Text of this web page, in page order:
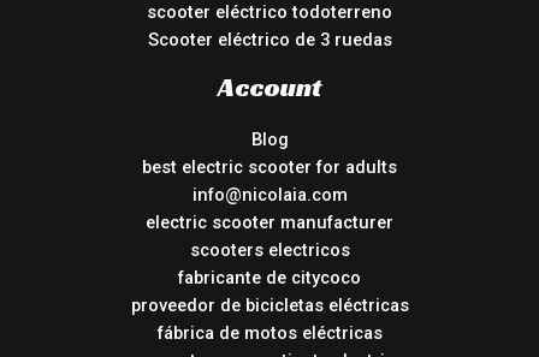
scooter eléctrico todoterreno
Scooter eléctrico de 3 ruedas
Account
Blog
best electric scooter for adults
info@nicolaia.com
electric scooter manufacturer
scooters electricos
fabricante de citycoco
proveedor de bicicletas eléctricas
fábrica de motos eléctricas